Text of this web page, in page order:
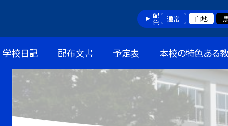
配色 通常 白地
学校日記 配布文書 予定表 本校の特色ある